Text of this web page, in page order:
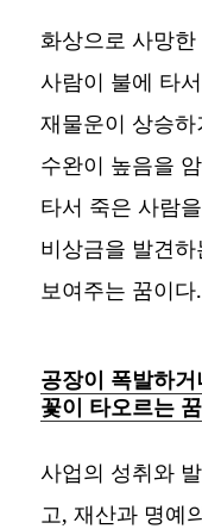
화상으로 사망
사람이 불에 타
재물운이 상승
수완이 높음을
타서 죽은 사람
비상금을 발견
보여주는 꿈이다.
공장이 폭발하
꽃이 타오르는 꿈
사업의 성취와
고, 재산과 명예